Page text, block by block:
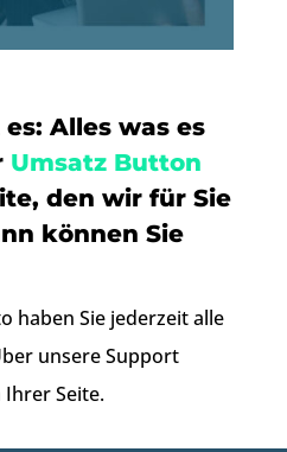
Alles was es
Umsatz Button
den wir für Sie
können Sie
haben Sie jederzeit alle
unsere Support
Seite.